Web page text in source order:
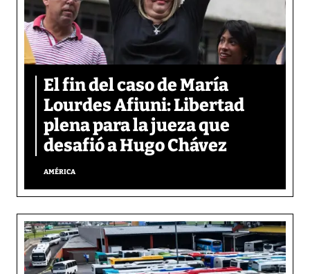
El fin del caso de María
Lourdes Afiuni: Libertad
plena para la jueza que
desafió a Hugo Chávez
AMÉRICA